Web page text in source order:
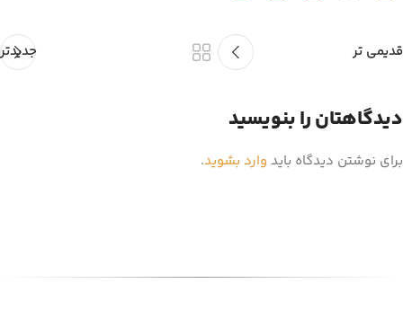
جدیدتر قدیمی تر
دیدگاهتان را بنویسید
برای نوشتن دیدگاه باید وارد بشوید.